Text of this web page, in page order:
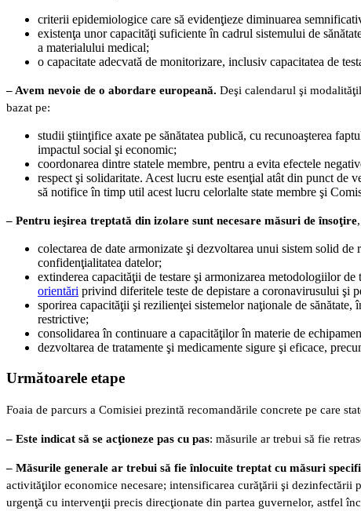
criterii epidemiologice care să evidenţieze diminuarea
existenţa unor capacităţi suficiente în cadrul sistemului de
a materialului medical;
o capacitate adecvată de monitorizare, inclusiv capacitatea de
– Avem nevoie de o abordare europeană. Deşi calendarul şi
bazat pe:
studii ştiinţifice axate pe sănătatea publică, cu recunoaşterea
impactul social şi economic;
coordonarea dintre statele membre, pentru a evita efectele
respect şi solidaritate. Acest lucru este esenţial atât din punct de
să notifice în timp util acest lucru celorlalte state membre şi
– Pentru ieşirea treptată din izolare sunt necesare măsuri de însoţire
colectarea de date armonizate şi dezvoltarea unui sistem solid
confidenţialitatea datelor;
extinderea capacităţii de testare şi armonizarea metodologiilor
orientări privind diferitele teste de depistare a coronavirusului şi
sporirea capacităţii şi rezilienţei sistemelor naţionale de
restrictive;
consolidarea în continuare a capacităţilor în materie de
dezvoltarea de tratamente şi medicamente sigure şi eficace,
Următoarele etape
Foaia de parcurs a Comisiei prezintă recomandările concrete pe care
– Este indicat să se acţioneze pas cu pas: măsurile ar trebui să fie
– Măsurile generale ar trebui să fie înlocuite treptat cu măsuri
activităţilor economice necesare; intensificarea curăţării şi
urgenţă cu intervenţii precis direcţionate din partea guvernelor, astfel